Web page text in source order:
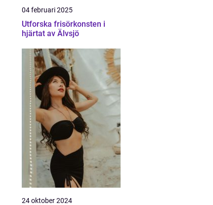
04 februari 2025
Utforska frisörkonsten i
hjärtat av Älvsjö
24 oktober 2024